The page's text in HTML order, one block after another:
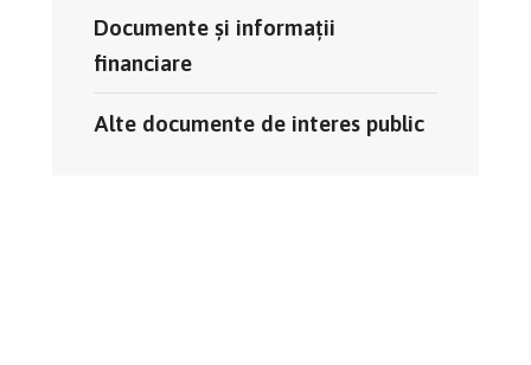
Documente și informații
financiare
Alte documente de interes public